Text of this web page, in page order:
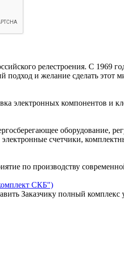
релестроения. С 1969
подход и желание сделать этот
электронных компонентов и
оборудование,
электронные счетчики,
по производству
СКБ")
Заказчику полный комплекс